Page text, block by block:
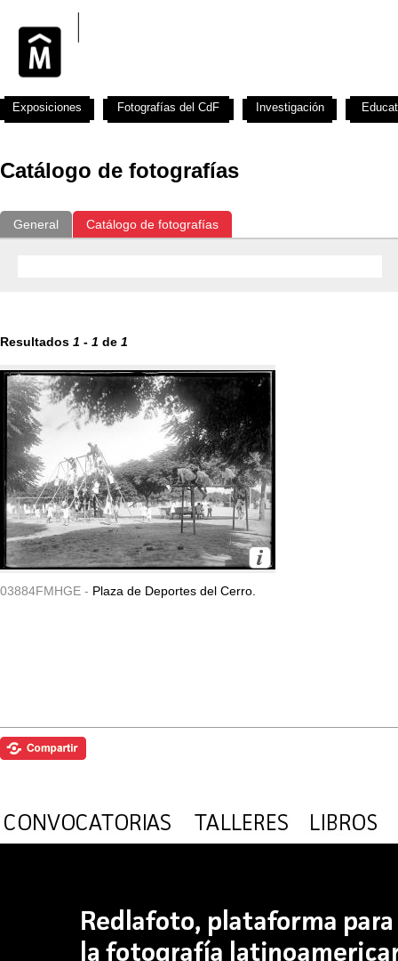
Catálogo de fotografías
General Catálogo de fotografías
Resultados 1 - 1 de 1
03884FMHGE - Plaza de Deportes del Cerro.
Exposiciones Fotografías del CdF Investigación